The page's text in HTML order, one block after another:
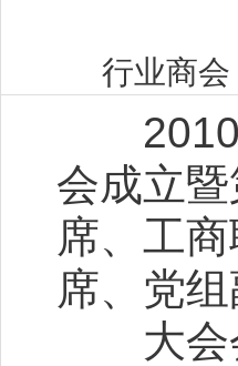
行业商
2010
会成立
席、工
席、党
大会会